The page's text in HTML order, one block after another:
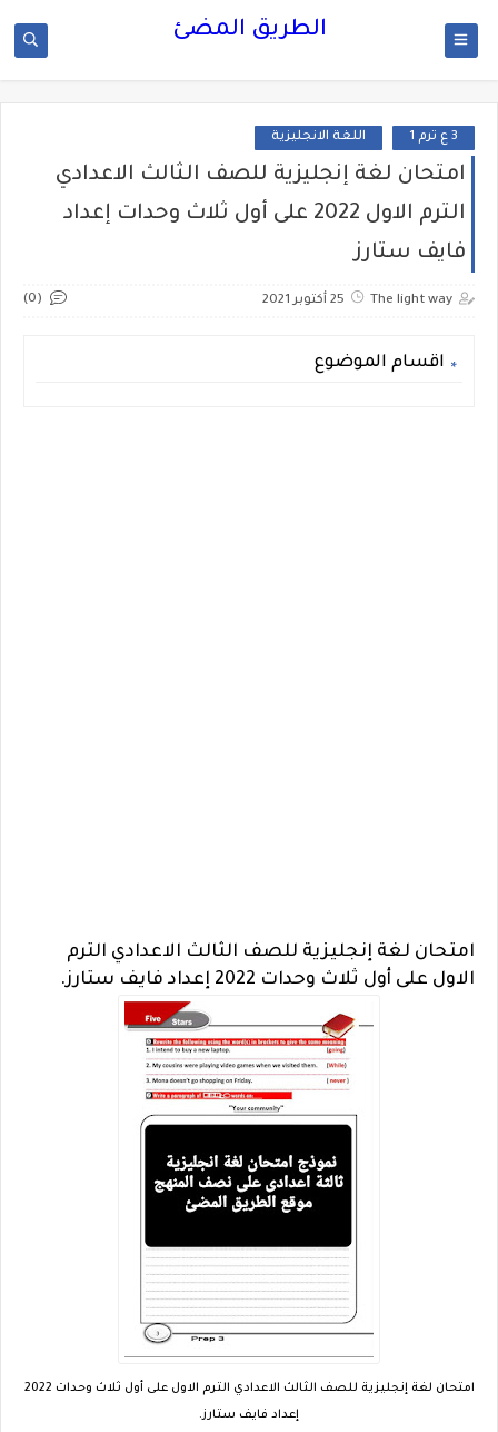
الطريق المضئ
3 ع ترم 1 اللغة الانجليزية
امتحان لغة إنجليزية للصف الثالث الاعدادي
الترم الاول 2022 على أول ثلاث وحدات إعداد
فايف ستارز
The light way 25 أكتوبر 2021 (0)
اقسام الموضوع
امتحان لغة إنجليزية للصف الثالث الاعدادي الترم
الاول على أول ثلاث وحدات 2022 إعداد فايف ستارز.
امتحان لغة إنجليزية للصف الثالث الاعدادي الترم الاول على أول ثلاث وحدات 2022
إعداد فايف ستارز.